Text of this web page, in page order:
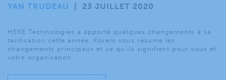
YAN TRUDEAU 23 JUILLET 2020
HERE Technologies a apporté quelques changements à sa
tarification cette année. Korem vous résume les
changements principaux et ce qu’ils signifient pour vous et
votre organisation.